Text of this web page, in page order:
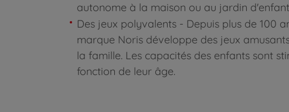
autonome à la maison ou au jardin
Des jeux polyvalents - Depuis plus de 100
marque Noris développe des jeux
la famille. Les capacités des enfants sont
fonction de leur âge.